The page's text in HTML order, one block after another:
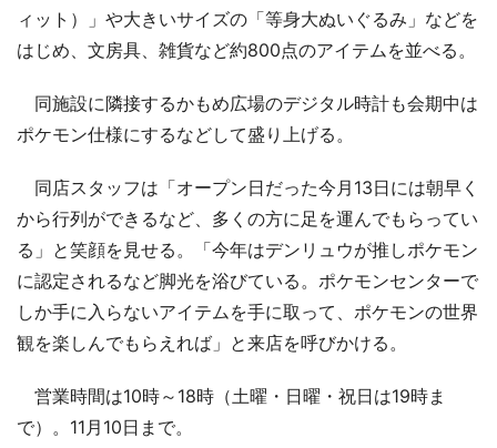
ィット）」や大きいサイズの「等身大ぬいぐるみ」などを
はじめ、文房具、雑貨など約800点のアイテムを並べる。
同施設に隣接するかもめ広場のデジタル時計も会期中は
ポケモン仕様にするなどして盛り上げる。
同店スタッフは「オープン日だった今月13日には朝早く
から行列ができるなど、多くの方に足を運んでもらってい
る」と笑顔を見せる。「今年はデンリュウが推しポケモン
に認定されるなど脚光を浴びている。ポケモンセンターで
しか手に入らないアイテムを手に取って、ポケモンの世界
観を楽しんでもらえれば」と来店を呼びかける。
営業時間は10時～18時（土曜・日曜・祝日は19時ま
で）。11月10日まで。